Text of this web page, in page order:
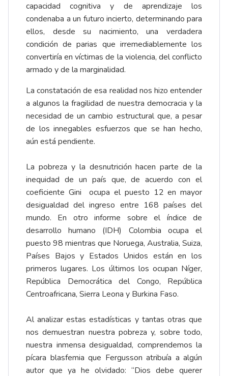
capacidad cognitiva y de aprendizaje los
condenaba a un futuro incierto, determinando para
ellos, desde su nacimiento, una verdadera
condición de parias que irremediablemente los
convertiría en víctimas de la violencia, del conflicto
armado y de la marginalidad.
La constatación de esa realidad nos hizo entender
a algunos la fragilidad de nuestra democracia y la
necesidad de un cambio estructural que, a pesar
de los innegables esfuerzos que se han hecho,
aún está pendiente.
La pobreza y la desnutrición hacen parte de la
inequidad de un país que, de acuerdo con el
coeficiente Gini ocupa el puesto 12 en mayor
desigualdad del ingreso entre 168 países del
mundo. En otro informe sobre el índice de
desarrollo humano (IDH) Colombia ocupa el
puesto 98 mientras que Noruega, Australia, Suiza,
Países Bajos y Estados Unidos están en los
primeros lugares. Los últimos los ocupan Níger,
República Democrática del Congo, República
Centroafricana, Sierra Leona y Burkina Faso.
Al analizar estas estadísticas y tantas otras que
nos demuestran nuestra pobreza y, sobre todo,
nuestra inmensa desigualdad, comprendemos la
pícara blasfemia que Fergusson atribuía a algún
autor que ya he olvidado: “Dios debe querer